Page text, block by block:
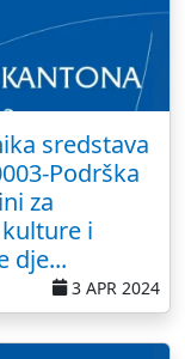
sredstava
Podrška
za
i
dje...
3 APR 2024